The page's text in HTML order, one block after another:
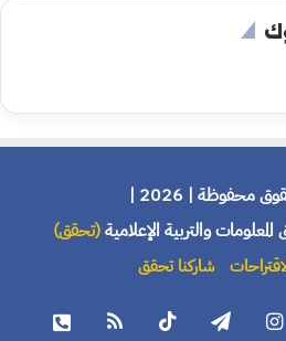
محفوظة | 2026 |
والتربية الإعلامية(تحقق)
شاركنا تحقق
انستقرام تيلقرام ‫TikTok ملخص